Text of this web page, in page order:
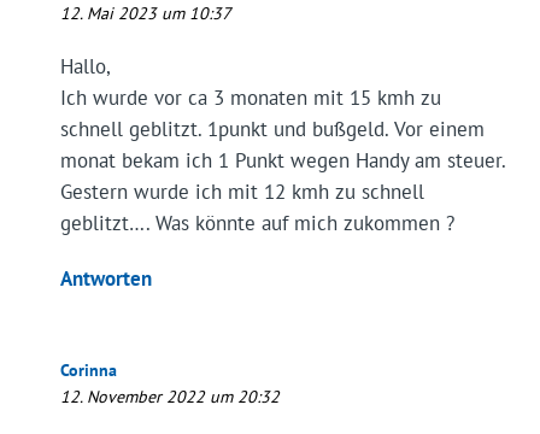
12. Mai 2023 um 10:37
Hallo,
Ich wurde vor ca 3 monaten mit 15 kmh zu
schnell geblitzt. 1punkt und bußgeld. Vor einem
monat bekam ich 1 Punkt wegen Handy am steuer.
Gestern wurde ich mit 12 kmh zu schnell
geblitzt…. Was könnte auf mich zukommen ?
Antworten
Corinna
12. November 2022 um 20:32